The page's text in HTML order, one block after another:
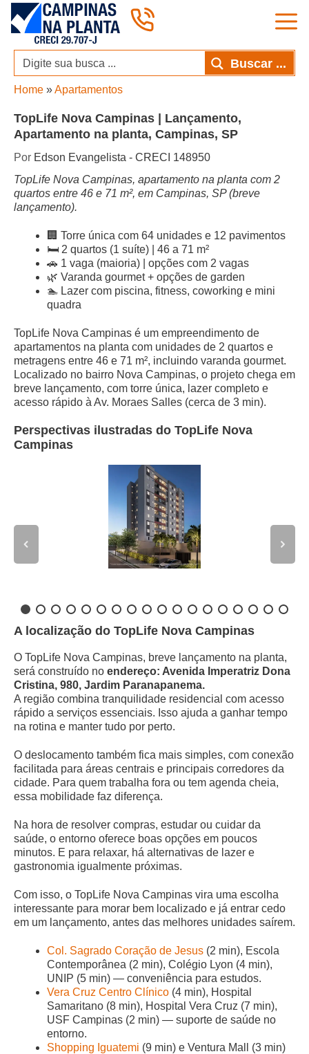
Pular
para
conteúdo
Buscar ...
Home »Apartamentos
TopLife Nova Campinas | Lançamento,
Apartamento na planta, Campinas, SP
Por Edson Evangelista - CRECI 148950
TopLife Nova Campinas, apartamento na planta com 2
quartos entre 46 e 71 m², em Campinas, SP (breve
lançamento).
🏢 Torre única com 64 unidades e 12 pavimentos
🛏️ 2 quartos (1 suíte) | 46 a 71 m²
🚗 1 vaga (maioria) | opções com 2 vagas
🌿 Varanda gourmet + opções de garden
🏊 Lazer com piscina, fitness, coworking e mini
quadra
TopLife Nova Campinas é um empreendimento de
apartamentos na planta com unidades de 2 quartos e
metragens entre 46 e 71 m², incluindo varanda gourmet.
Localizado no bairro Nova Campinas, o projeto chega em
breve lançamento, com torre única, lazer completo e
acesso rápido à Av. Moraes Salles (cerca de 3 min).
Perspectivas ilustradas do TopLife Nova
Campinas
A localização do TopLife Nova Campinas
O TopLife Nova Campinas, breve lançamento na planta,
será construído no endereço: Avenida Imperatriz Dona
Cristina, 980, Jardim Paranapanema.
A região combina tranquilidade residencial com acesso
rápido a serviços essenciais. Isso ajuda a ganhar tempo
na rotina e manter tudo por perto.
O deslocamento também fica mais simples, com conexão
facilitada para áreas centrais e principais corredores da
cidade. Para quem trabalha fora ou tem agenda cheia,
essa mobilidade faz diferença.
Na hora de resolver compras, estudar ou cuidar da
saúde, o entorno oferece boas opções em poucos
minutos. E para relaxar, há alternativas de lazer e
gastronomia igualmente próximas.
Com isso, o TopLife Nova Campinas vira uma escolha
interessante para morar bem localizado e já entrar cedo
em um lançamento, antes das melhores unidades saírem.
Col. Sagrado Coração de Jesus (2 min), Escola
Contemporânea (2 min), Colégio Lyon (4 min),
UNIP (5 min) — conveniência para estudos.
Vera Cruz Centro Clínico (4 min), Hospital
Samaritano (8 min), Hospital Vera Cruz (7 min),
USF Campinas (2 min) — suporte de saúde no
entorno.
Shopping Iguatemi (9 min) e Ventura Mall (3 min)